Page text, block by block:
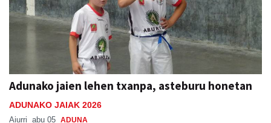
Adunako jaien lehen txanpa, asteburu honetan
ADUNAKO JAIAK 2026
Aiurri abu 05 ADUNA